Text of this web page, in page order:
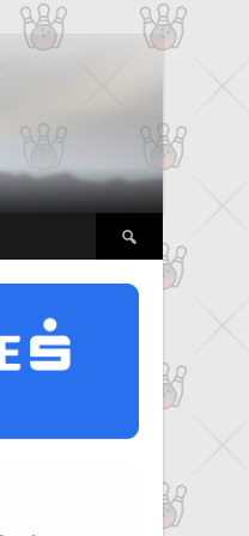
Suchen
nach: